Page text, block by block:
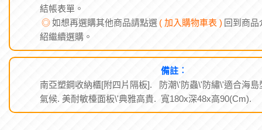
結帳表單。
◎如想再選購其他商品請點選 ( 加入購物車表 ) 回到商品
紹繼續選購。
備註︰
南亞塑鋼收納櫃[附四片隔板]. 防潮\'防蟲\'防繡\'適合海島
氣候. 美耐敏檯面板\'典雅高貴. 寬180x深48x高90(Cm).